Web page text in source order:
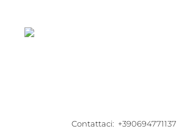
Contattaci: +390694771137